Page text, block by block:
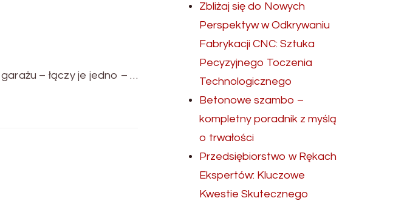
– łączy je jedno – …
Zbliżaj się do Nowych
Perspektyw w Odkrywaniu
Fabrykacji CNC: Sztuka
Pecyzyjnego Toczenia
Technologicznego
Betonowe szambo –
kompletny poradnik z myślą
o trwałości
Przedsiębiorstwo w Rękach
Ekspertów: Kluczowe
Kwestie Skutecznego